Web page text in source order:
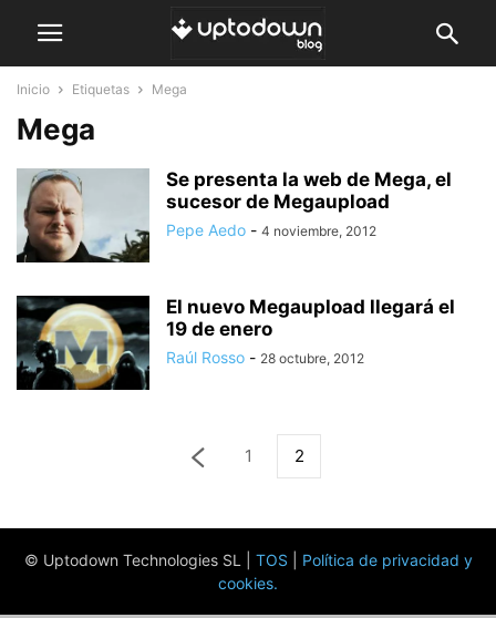
Inicio Etiquetas Mega
Mega
Se presenta la web de Mega, el
sucesor de Megaupload
Pepe Aedo - 4 noviembre, 2012
El nuevo Megaupload llegará el
19 de enero
Raúl Rosso - 28 octubre, 2012
1 2
© Uptodown Technologies SL | TOS
Política de privacidad y
cookies.